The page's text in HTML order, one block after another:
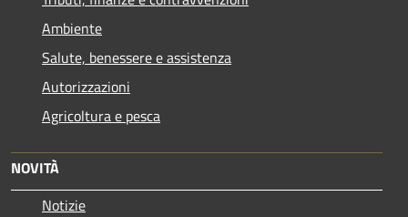
Ambiente
Salute, benessere e assistenza
Autorizzazioni
Agricoltura e pesca
NOVITÀ
Notizie